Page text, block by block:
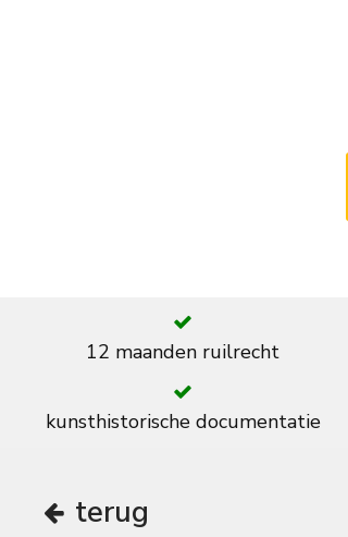
12 maanden ruilrecht
kunsthistorische documentatie
terug